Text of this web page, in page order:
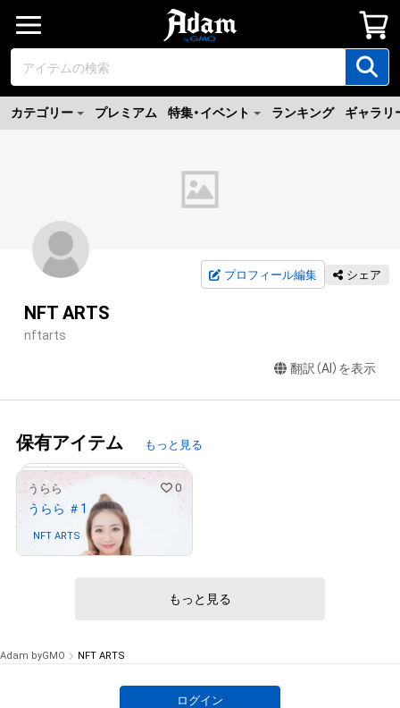
カテゴリー プレミアム 特集・イベント ランキング ギャラリ
プロフィール編集 シェア
NFT ARTS
nftarts
翻訳（AI）を表示
保有アイテム もっと見る
うらら 0
うらら ＃1
NFT ARTS さんが保有中
もっと見る
Adam byGMO NFT ARTS
ログイン